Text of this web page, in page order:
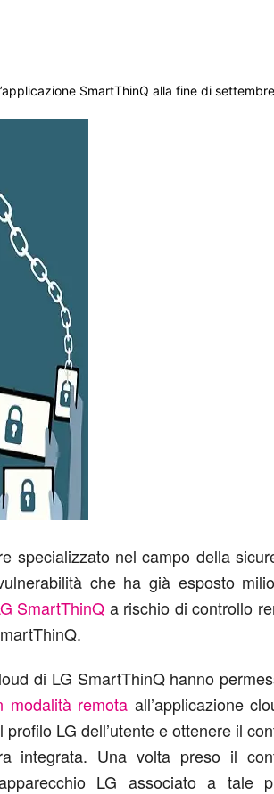
SmartThinQ alla fine di settembre
specializzato nel campo della
che ha già esposto
SmartThinQ a rischio di controllo
di LG SmartThinQ hanno
modalità remota all’applicazione
LG dell’utente e ottenere il
integrata. Una volta preso il
LG associato a tale